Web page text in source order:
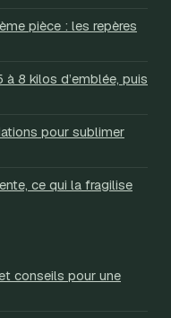
pièce : les repères
8 kilos d’emblée, puis
pour sublimer
ce qui la fragilise
conseils pour une